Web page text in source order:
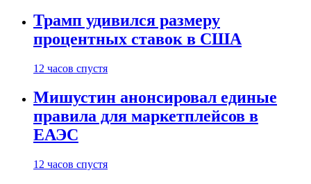
Трамп удивился размеру
процентных ставок в США
12 часов спустя
Мишустин анонсировал единые
правила для маркетплейсов в
ЕАЭС
12 часов спустя